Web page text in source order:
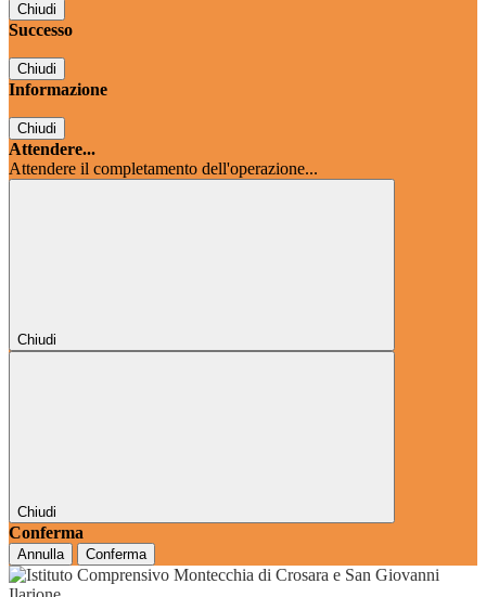
Chiudi
Successo
Chiudi
Informazione
Chiudi
Attendere...
Attendere il completamento dell'operazione...
Chiudi
Chiudi
Conferma
Annulla Conferma